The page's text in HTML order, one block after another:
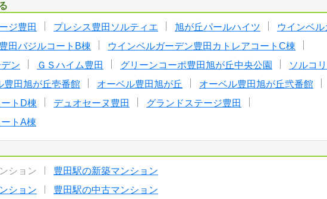
ジ豊田 プレシス豊田ソルティエ 旭が丘パールハイツ
ウインベ
田バジルコートB棟
ウインベルガーデン豊田カトレアコートC棟
ン
ＧＳハイム豊田 グリーンコーポ豊田旭が丘中央公園
ソルコ
豊田旭が丘壱番館 オーベル豊田旭が丘
オーベル豊田旭が丘弐番館
トD棟
デュオセーヌ豊田
グランドステージ豊田
トA棟
ション
豊田駅の新築マンション
ション
豊田駅の中古マンション